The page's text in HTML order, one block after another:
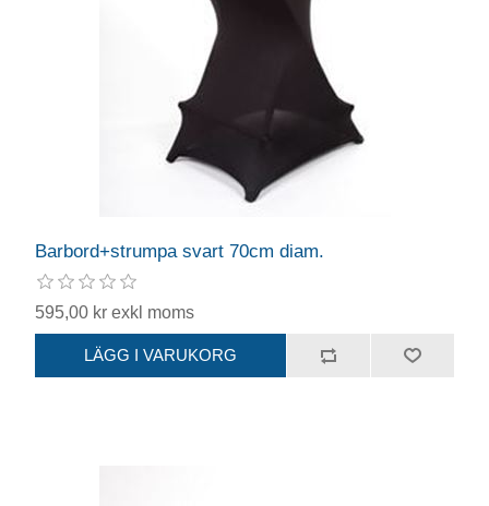
Barbord+strumpa svart 70cm diam.
595,00 kr exkl moms